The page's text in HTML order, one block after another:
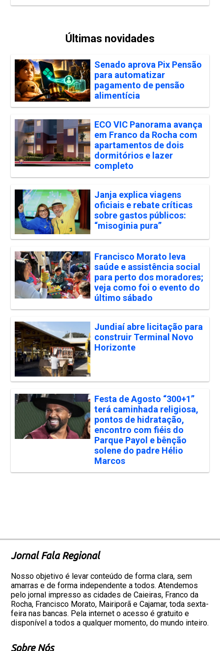
Últimas novidades
Senado aprova Pix Pensão
para automatizar
pagamento de pensão
alimentícia
ECO VIC Panorama avança
em Franco da Rocha com
apartamentos de dois
dormitórios e lazer
completo
Janja explica viagens
oficiais e rebate críticas
sobre gastos públicos:
“misoginia pura”
Francisco Morato leva
saúde e assistência social
para perto dos moradores;
veja como foi o evento do
último sábado
Jundiaí abre licitação para
construir Terminal Novo
Horizonte
Festa de Agosto “300+1”
terá caminhada religiosa,
pontos de hidratação,
encontro com fiéis do
Parque Payol e bênção
solene do padre Hélio
Marcos
Jornal Fala Regional
Nosso objetivo é levar conteúdo de forma clara, sem
amarras e de forma independente a todos. Atendemos
pelo jornal impresso as cidades de Caieiras, Franco da
Rocha, Francisco Morato, Mairiporã e Cajamar, toda sexta-
feira nas bancas. Pela internet o acesso é gratuito e
disponível a todos a qualquer momento, do mundo inteiro.
Sobre Nós